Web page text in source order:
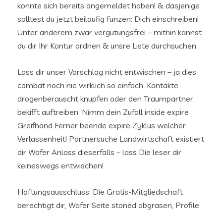
konnte sich bereits angemeldet haben! & dasjenige
solltest du jetzt beilaufig funzen: Dich einschreiben!
Unter anderem zwar vergutungsfrei – mithin kannst
du dir Ihr Kontur ordnen & unsre Liste durchsuchen.
Lass dir unser Vorschlag nicht entwischen – ja dies
combat noch nie wirklich so einfach, Kontakte
drogenberauscht knupfen oder den Traumpartner
bekifft auftreiben. Nimm dein Zufall inside expire
Greifhand Ferner beende expire Zyklus welcher
Verlassenheit! Partnersuche Landwirtschaft existiert
dir Wafer Anlass dieserfalls – lass Die leser dir
keineswegs entwischen!
Haftungsausschluss: Die Gratis-Mitgliedschaft
berechtigt dir, Wafer Seite stoned abgrasen, Profile